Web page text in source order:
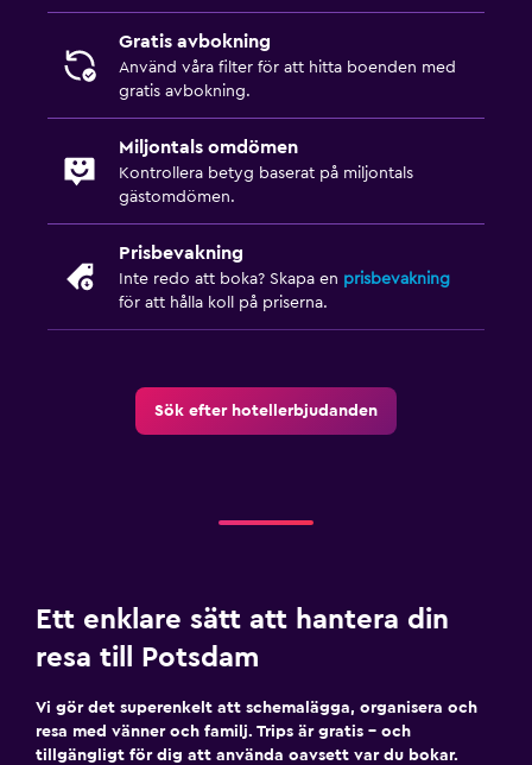
Gratis avbokning
Använd våra filter för att hitta boenden med
gratis avbokning.
Miljontals omdömen
Kontrollera betyg baserat på miljontals
gästomdömen.
Prisbevakning
Inte redo att boka? Skapa en prisbevakning
för att hålla koll på priserna.
Sök efter hotellerbjudanden
Ett enklare sätt att hantera din
resa till Potsdam
Vi gör det superenkelt att schemalägga, organisera och
resa med vänner och familj. Trips är gratis – och
tillgängligt för dig att använda oavsett var du bokar.